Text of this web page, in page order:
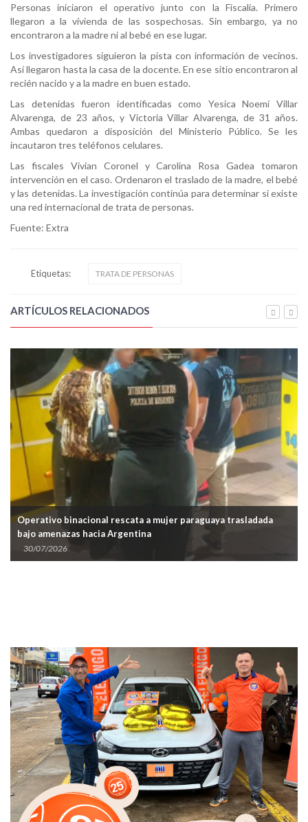
Personas iniciaron el operativo junto con la Fiscalía. Primero
llegaron a la vivienda de las sospechosas. Sin embargo, ya no
encontraron a la madre ni al bebé en ese lugar.
Los investigadores siguieron la pista con información de vecinos.
Así llegaron hasta la casa de la docente. En ese sitio encontraron al
recién nacido y a la madre en buen estado.
Las detenidas fueron identificadas como Yesica Noemí Villar
Alvarenga, de 23 años, y Victoria Villar Alvarenga, de 31 años.
Ambas quedaron a disposición del Ministerio Público. Se les
incautaron tres teléfonos celulares.
Las fiscales Vivian Coronel y Carolina Rosa Gadea tomaron
intervención en el caso. Ordenaron el traslado de la madre, el bebé
y las detenidas. La investigación continúa para determinar si existe
una red internacional de trata de personas.
Fuente: Extra
Etiquetas: TRATA DE PERSONAS
ARTÍCULOS RELACIONADOS
Operativo binacional rescata a mujer paraguaya trasladada
bajo amenazas hacia Argentina
30/07/2026